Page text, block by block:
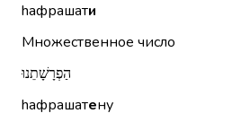
hафрашати
Множественное число
הַפְרָשָׁתֵנוּ
hафрашатену